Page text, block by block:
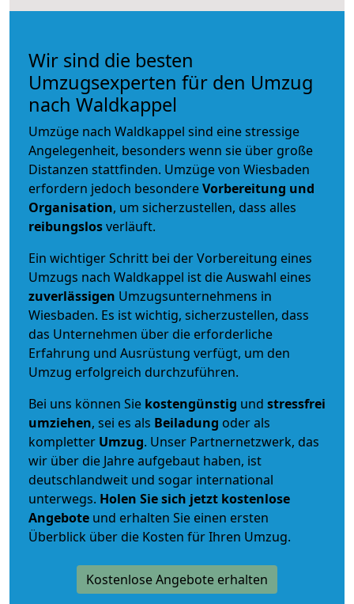
Wir sind die besten
Umzugsexperten für den Umzug
nach Waldkappel
Umzüge nach Waldkappel sind eine stressige
Angelegenheit, besonders wenn sie über große
Distanzen stattfinden. Umzüge von Wiesbaden
erfordern jedoch besondereVorbereitung und
Organisation, um sicherzustellen, dass alles
reibungslosverläuft.
Ein wichtiger Schritt bei der Vorbereitung eines
Umzugs nach Waldkappel ist die Auswahl eines
zuverlässigen Umzugsunternehmens in
Wiesbaden. Es ist wichtig, sicherzustellen, dass
das Unternehmen über die erforderliche
Erfahrung und Ausrüstung verfügt, um den
Umzug erfolgreich durchzuführen.
Bei uns können Sie kostengünstig und stressfrei
umziehen, sei es als Beiladung oder als
kompletter Umzug. Unser Partnernetzwerk, das
wir über die Jahre aufgebaut haben, ist
deutschlandweit und sogar international
unterwegs. Holen Sie sich jetzt kostenlose
Angebote und erhalten Sie einen ersten
Überblick über die Kosten für Ihren Umzug.
Kostenlose Angebote erhalten